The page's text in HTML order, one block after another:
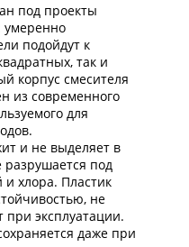
под проекты
умеренно
подойдут к
так и
корпус смесителя
из современного
для
и не выделяет в
под
и хлора. Пластик
не
при эксплуатации.
даже при